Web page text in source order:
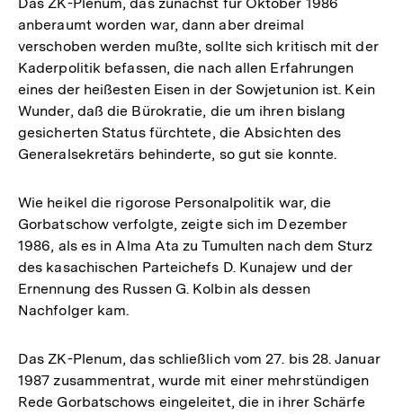
anberaumt worden war, dann aber dreimal
verschoben werden mußte, sollte sich kritisch mit der
Kaderpolitik befassen, die nach allen Erfahrungen
eines der heißesten Eisen in der Sowjetunion ist. Kein
Wunder, daß die Bürokratie, die um ihren bislang
gesicherten Status fürchtete, die Absichten des
Generalsekretärs behinderte, so gut sie konnte.
Wie heikel die rigorose Personalpolitik war, die
Gorbatschow verfolgte, zeigte sich im Dezember
1986, als es in Alma Ata zu Tumulten nach dem Sturz
des kasachischen Parteichefs D. Kunajew und der
Ernennung des Russen G. Kolbin als dessen
Nachfolger kam.
Das ZK-Plenum, das schließlich vom 27. bis 28. Januar
1987 zusammentrat, wurde mit einer mehrstündigen
Rede Gorbatschows eingeleitet, die in ihrer Schärfe